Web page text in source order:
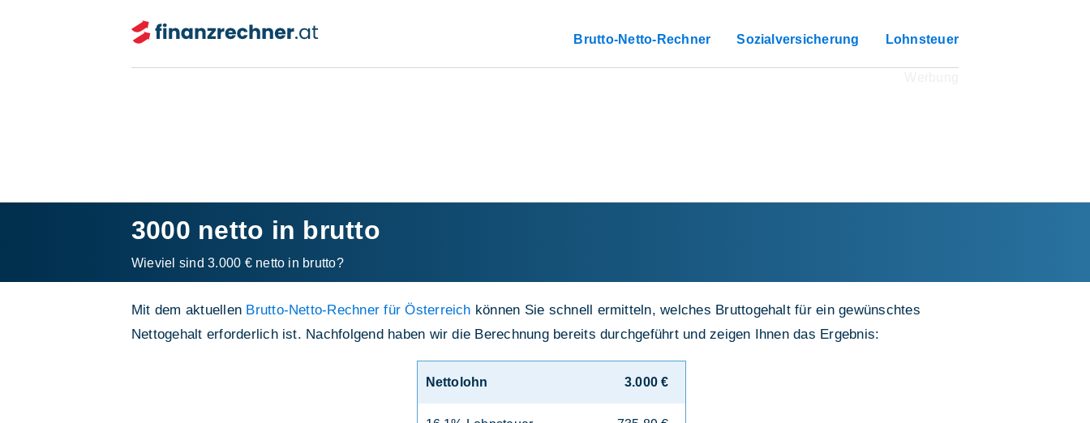
Brutto-Netto-Rechner Sozialversicherung Lohnsteuer
3000 netto in brutto
Wieviel sind 3.000 € netto in brutto?
Mit dem aktuellen Brutto-Netto-Rechner für Österreich können Sie schnell ermitteln, welches Bruttogehalt für ein gewünschtes
Nettogehalt erforderlich ist. Nachfolgend haben wir die Berechnung bereits durchgeführt und zeigen Ihnen das Ergebnis:
Nettolohn 3.000 €